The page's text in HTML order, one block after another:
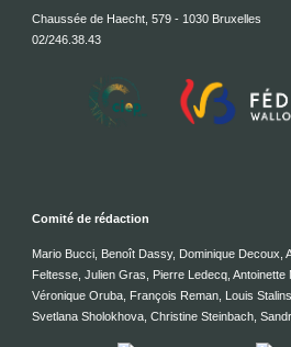
Chaussée de Haecht, 579 - 1030 Bruxelles
02/246.38.43
Comité de rédaction
Mario Bucci, Benoît Dassy, Dominique Decoux,
Feltesse, Julien Gras, Pierre Ledecq, Antoinette
Véronique Oruba, François Reman, Louis
Svetlana Sholokhova, Christine Steinbach,